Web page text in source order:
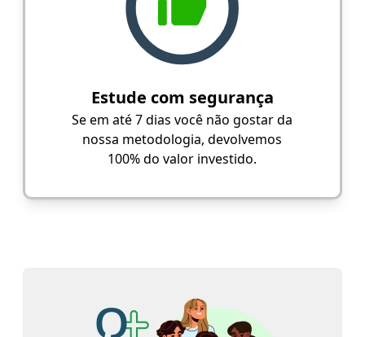
Estude com segurança
Se em até 7 dias você não gostar da
nossa metodologia, devolvemos
100% do valor investido.